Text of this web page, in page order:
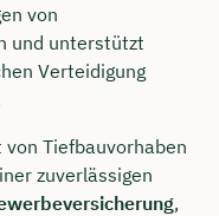
von
und unterstützt
Verteidigung
Tiefbauvorhaben
zuverlässigen
,